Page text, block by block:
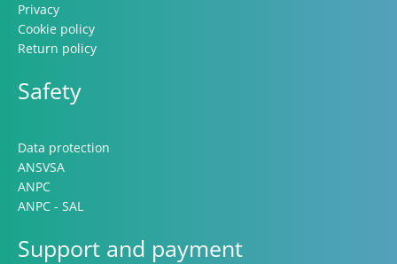
Privacy
Cookie policy
Return policy
Safety
Data protection
ANSVSA
ANPC
ANPC - SAL
Support and payment